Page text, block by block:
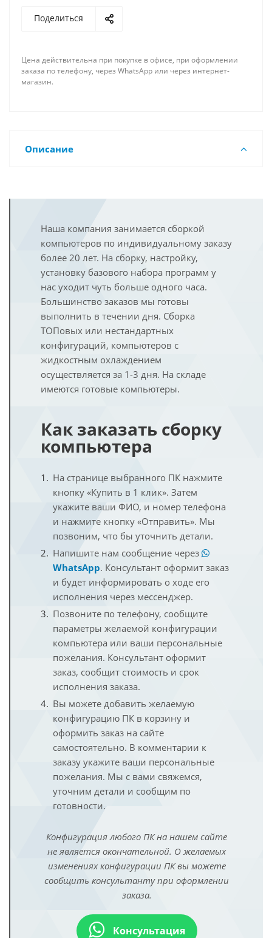
Поделиться
Цена действительна при покупке в офисе, при оформлении
заказа по телефону, через WhatsApp или через интернет-
магазин.
Описание
Наша компания занимается сборкой
компьютеров по индивидуальному заказу
более 20 лет. На сборку, настройку,
установку базового набора программ у
нас уходит чуть больше одного часа.
Большинство заказов мы готовы
выполнить в течении дня. Сборка
ТОПовых или нестандартных
конфигураций, компьютеров с
жидкостным охлаждением
осуществляется за 1-3 дня. На складе
имеются готовые компьютеры.
Как заказать сборку
компьютера
На странице выбранного ПК нажмите
кнопку «Купить в 1 клик». Затем
укажите ваши ФИО, и номер телефона
и нажмите кнопку «Отправить». Мы
позвоним, что бы уточнить детали.
Напишите нам сообщение через
WhatsApp. Консультант оформит заказ
и будет информировать о ходе его
исполнения через мессенджер.
Позвоните по телефону, сообщите
параметры желаемой конфигурации
компьютера или ваши персональные
пожелания. Консультант оформит
заказ, сообщит стоимость и срок
исполнения заказа.
Вы можете добавить желаемую
конфигурацию ПК в корзину и
оформить заказ на сайте
самостоятельно. В комментарии к
заказу укажите ваши персональные
пожелания. Мы с вами свяжемся,
уточним детали и сообщим по
готовности.
Конфигурация любого ПК на нашем сайте
не является окончательной. О желаемых
изменениях конфигурации ПК вы можете
сообщить консультанту при оформлении
заказа.
Консультация